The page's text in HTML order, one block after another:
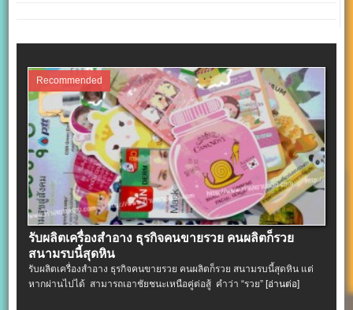
Recommended
รับผลิตเครื่องสําอาง ธุรกิจคนขายรวย คนผลิตก็รวย
สนามรบนี้สุดหิน
รับผลิตเครื่องสําอาง ธุรกิจคนขายรวย คนผลิตก็รวย สนามรบนี้สุดหิน แต่
หากผ่านไปได้ สามารถเอาชัยชนะเหนือคู่ต่อสู้ คำว่า “รวย”[อ่านต่อ]